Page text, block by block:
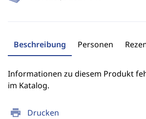
print Drucken
Beschreibung Personen
Informationen zu diesem Produkt
im Katalog.